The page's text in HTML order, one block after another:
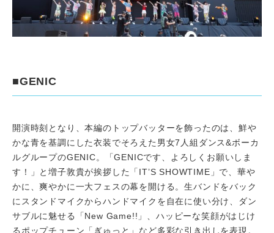
■GENIC
開演時刻となり、本編のトップバッターを飾ったのは、鮮や
かな青を基調にした衣装でそろえた男女7人組ダンス&ボーカ
ルグループのGENIC。「GENICです、よろしくお願いしま
す！」と増子敦貴が挨拶した「IT’S SHOWTIME」で、華や
かに、爽やかに一大フェスの幕を開ける。生バンドをバック
にスタンドマイクからハンドマイクを自在に使い分け、ダン
サブルに魅せる「New Game!!」、ハッピーな笑顔がはじけ
るポップチューン「ぎゅっと」など多彩な引き出しを表現。